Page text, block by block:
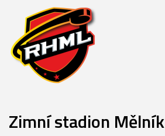
Zimní stadion Mělník